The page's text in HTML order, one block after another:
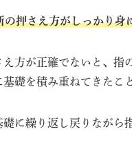
の押さえ方がしっかり
方が正確でないと、指
基礎を積み重ねてきたこ
礎に繰り返し戻りながら